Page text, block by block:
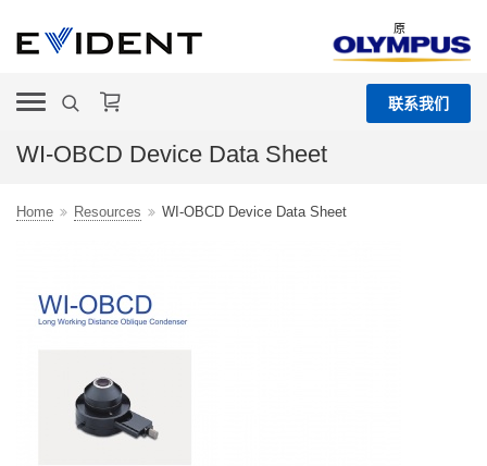
原
联系我们
WI-OBCD Device Data Sheet
Home Resources WI-OBCD Device Data Sheet